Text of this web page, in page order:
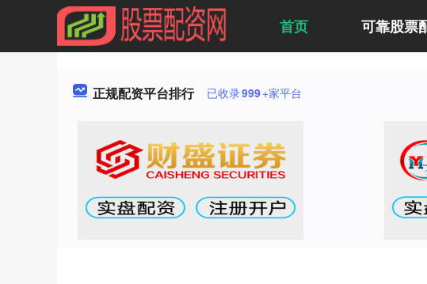
首页 可靠股票
正规配资平台排行 已收录999+家平台